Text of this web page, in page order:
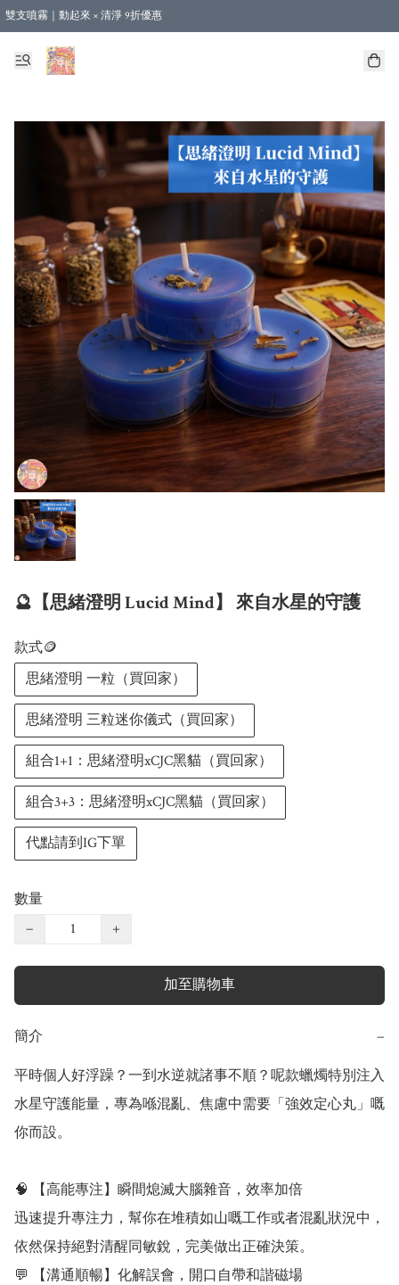
雙支噴霧｜動起來 × 清淨 9折優惠
🎁新會員首單 9 折 - 立即註冊，即享購物優惠！ (不適用於合作店產品、課程及預購
【運費優惠】全單消費滿 $500 即享本地順豐包郵。（合作店產品亦計算在內）
🔮【思緒澄明 Lucid Mind】 來自水星的守護
款式🪙
思緒澄明 一粒（買回家）
思緒澄明 三粒迷你儀式（買回家）
組合1+1：思緒澄明xCJC黑貓（買回家）
組合3+3：思緒澄明xCJC黑貓（買回家）
代點請到IG下單
數量
−
+
加至購物車
簡介 −
平時個人好浮躁？一到水逆就諸事不順？呢款蠟燭特別注入
水星守護能量，專為喺混亂、焦慮中需要「強效定心丸」嘅
你而設。
🧠 【高能專注】瞬間熄滅大腦雜音，效率加倍
迅速提升專注力，幫你在堆積如山嘅工作或者混亂狀況中，
依然保持絕對清醒同敏銳，完美做出正確決策。
💬 【溝通順暢】化解誤會，開口自帶和諧磁場